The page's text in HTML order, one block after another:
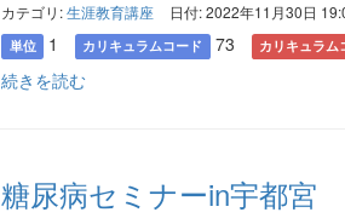
カテゴリ:生涯教育講座 日付: 2022年11月30日
単位 1 カリキュラムコード 73 カリキュラム
続きを読む
糖尿病セミナーin宇都宮